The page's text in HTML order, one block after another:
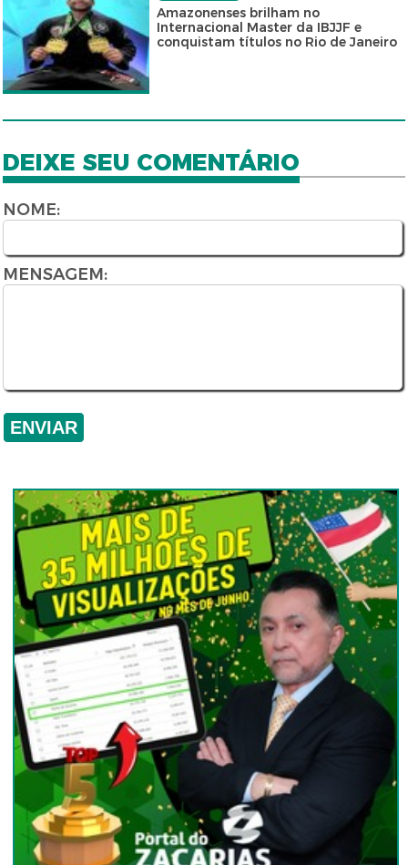
Amazonenses brilham no
Internacional Master da IBJJF e
conquistam títulos no Rio de Janeiro
DEIXE SEU COMENTÁRIO
NOME:
MENSAGEM: